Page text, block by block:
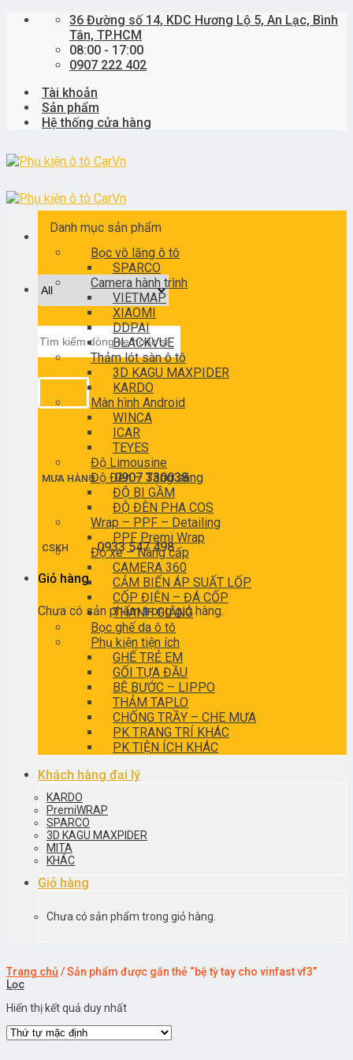
Skip
36 Đường số 14, KDC Hương Lộ 5, An Lạc, Bình
Tân, TP.HCM
08:00 - 17:00
0907 222 402
Tài khoản
Sản phẩm
Hệ thống cửa hàng
kiếm:
MUA HÀNG0907 330038
CSKH0933 547 498
Giỏ hàng
Chưa có sản phẩm trong giỏ hàng.
Danh mục sản phẩm
Bọc vô lăng ô tô
SPARCO
Camera hành trình
VIETMAP
XIAOMI
DDPAI
BLACKVUE
Thảm lót sàn ô tô
3D KAGU MAXPIDER
KARDO
Màn hình Android
WINCA
ICAR
TEYES
Độ Limousine
Độ Đèn – Tăng sáng
ĐỘ BI GẦM
ĐỘ ĐÈN PHA COS
Wrap – PPF – Detailing
PPF Premi Wrap
Độ xe – Nâng cấp
CAMERA 360
CẢM BIẾN ÁP SUẤT LỐP
CỐP ĐIỆN – ĐÁ CỐP
THANH GIẰNG
Bọc ghế da ô tô
Phụ kiện tiện ích
GHẾ TRẺ EM
GỐI TỰA ĐẦU
BỆ BƯỚC – LIPPO
THẢM TAPLO
CHỐNG TRẦY – CHE MƯA
PK TRANG TRÍ KHÁC
PK TIỆN ÍCH KHÁC
Khách hàng đại lý
KARDO
PremiWRAP
SPARCO
3D KAGU MAXPIDER
MITA
KHÁC
Giỏ hàng
Chưa có sản phẩm trong giỏ hàng.
Trang chủ /Sản phẩm được gắn thẻ “bệ tỳ tay cho vinfast vf3”
Lọc
Hiển thị kết quả duy nhất